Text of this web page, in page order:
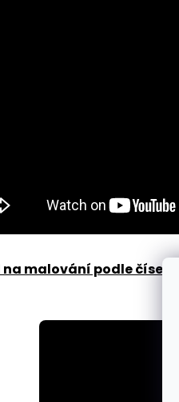
malování podle čísel